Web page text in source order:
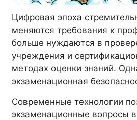
Цифровая эпоха
меняются требования к
больше нуждаются в
учреждения и
методах оценки знаний.
экзаменационная
Современные технологии
экзаменационные вопросы